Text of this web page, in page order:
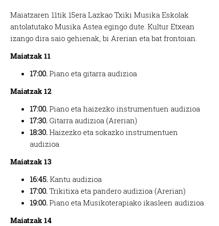
Maiatzaren 11tik 15era Lazkao Txiki Musika Eskolak
antolatutako Musika Astea egingo dute. Kultur Etxean
izango dira saio gehienak, bi Arerian eta bat frontoian.
Maiatzak 11
17:00. Piano eta gitarra audizioa
Maiatzak 12
17:00. Piano eta haizezko instrumentuen audizioa
17:30. Gitarra audizioa (Arerian)
18:30. Haizezko eta sokazko instrumentuen
audizioa
Maiatzak 13
16:45. Kantu audizioa
17:00. Trikitixa eta pandero audizioa (Arerian)
19:00. Piano eta Musikoterapiako ikasleen audizioa
Maiatzak 14